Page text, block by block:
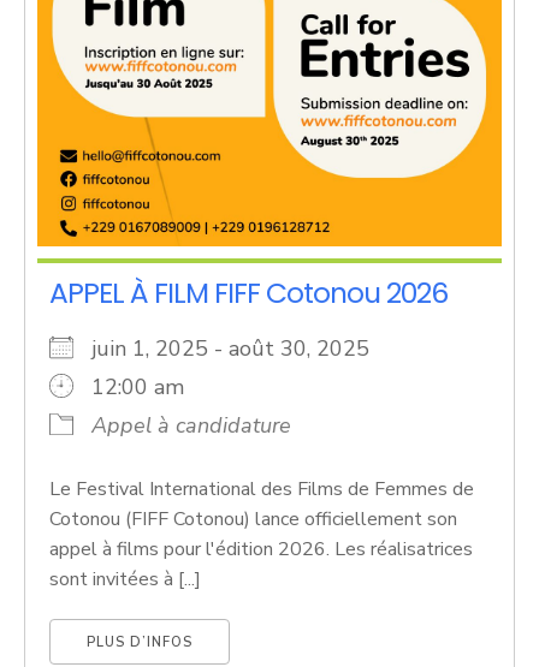
APPEL À FILM FIFF Cotonou 2026
juin 1, 2025 - août 30, 2025
12:00 am
Appel à candidature
Le Festival International des Films de Femmes de
Cotonou (FIFF Cotonou) lance officiellement son
appel à films pour l'édition 2026. Les réalisatrices
sont invitées à [...]
PLUS D’INFOS